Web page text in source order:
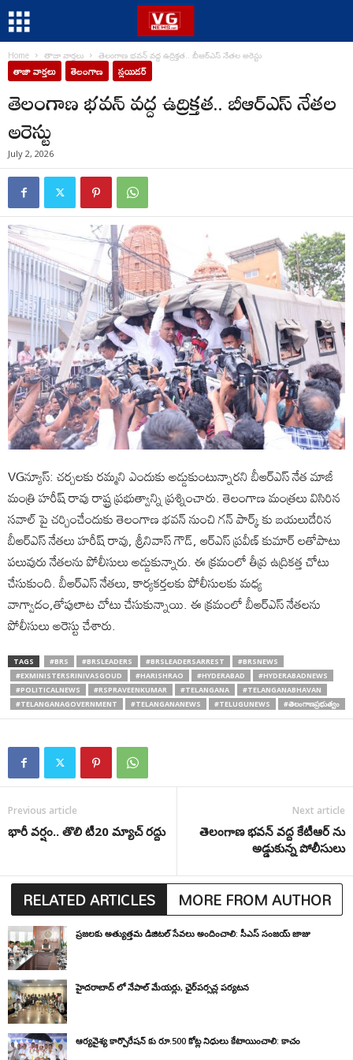
Home తాజా వార్తలు తెలంగాణ భవన్ వద్ద ఉద్రిక్తత.. బీఆర్ఎస్ నేతల అరెస్టు
తాజా వార్తలు తెలంగాణ స్లయిడర్
తెలంగాణ భవన్ వద్ద ఉద్రిక్తత.. బీఆర్ఎస్ నేతల
అరెస్టు
July 2, 2026
VGన్యూస్: చర్చలకు రమ్మని ఎందుకు అడ్డుకుంటున్నారని బీఆర్ఎస్ నేత మాజీ
మంత్రి హరీష్ రావు రాష్ట్ర ప్రభుత్వాన్ని ప్రశ్నించారు. తెలంగాణ మంత్రలు విసిరిన
సవాల్ పై చర్చించేందుకు తెలంగాణ భవన్ నుంచి గన్ పార్క్ కు బయలుదేరిన
బీఆర్ఎస్ నేతలు హరీష్ రావు, శ్రీనివాస్ గౌడ్, ఆర్ఎస్ ప్రవీణ్ కుమార్ లతోపాటు
పలువురు నేతలను పోలీసులు అడ్డుకున్నారు. ఈ క్రమంలో తీవ్ర ఉద్రికత్త చోటు
చేసుకుంది. బీఆర్ఎస్ నేతలు, కార్యకర్తలకు పోలీసులకు మధ్య
వాగ్వాదం,తోపులాట చోటు చేసుకున్నాయి. ఈ క్రమంలో బీఆర్ఎస్ నేతలను
పోలీసులు అరెస్టు చేశారు.
TAGS #BRS #BRSLEADERS #BRSLEADERSARREST
#BRSNEWS
#EXMINISTERSRINIVASGOUD
#HARISHRAO #HYDERABAD
#HYDERABADNEWS
#POLITICALNEWS
#RSPRAVEENKUMAR #TELANGANA
#TELANGANABHAVAN
#TELANGANAGOVERNMENT
#TELANGANANEWS #TELUGUNEWS #తెలంగాణప్రభుత్వం
Previous article
భారీ వర్షం.. తొలి టీ20 మ్యాచ్ రద్దు
Next article
తెలంగాణ భవన్ వద్ద కేటీఆర్ ను
అడ్డుకున్న పోలీసులు
RELATED ARTICLES MORE FROM AUTHOR
ప్రజలకు అత్యుత్తమ డిజిటల్ సేవలు అందించాలి: సీఎస్ సంజయ్ జాజు
హైదరాబాద్ లో నేపాల్ మేయర్లు, ఛైర్‌పర్సన్ల పర్యటన
ఆర్యవైశ్య కార్పొరేషన్ కు రూ.500 కోట్ల నిధులు కేటాయించాలి: కాచం